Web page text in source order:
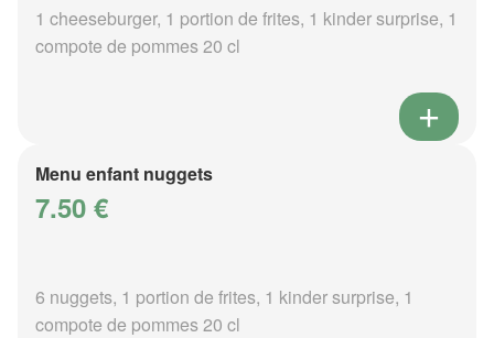
1 cheeseburger, 1 portion de frites, 1 kinder surprise, 1
compote de pommes 20 cl
Menu enfant nuggets
7.50 €
6 nuggets, 1 portion de frites, 1 kinder surprise, 1
compote de pommes 20 cl